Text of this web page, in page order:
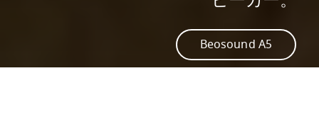
Beosound A5